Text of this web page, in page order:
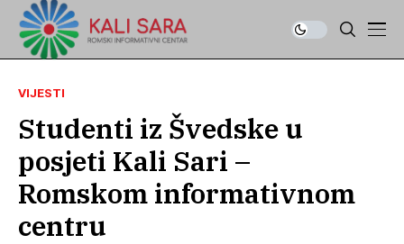
VIJESTI
Studenti iz Švedske u
posjeti Kali Sari –
Romskom informativnom
centru